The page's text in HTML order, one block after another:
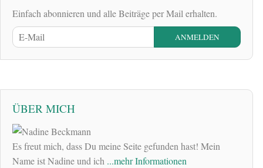
Einfach abonnieren und alle Beiträge per Mail erhalten.
ÜBER MICH
Es freut mich, dass Du meine Seite gefunden hast! Mein
Name ist Nadine und ich ...mehr Informationen